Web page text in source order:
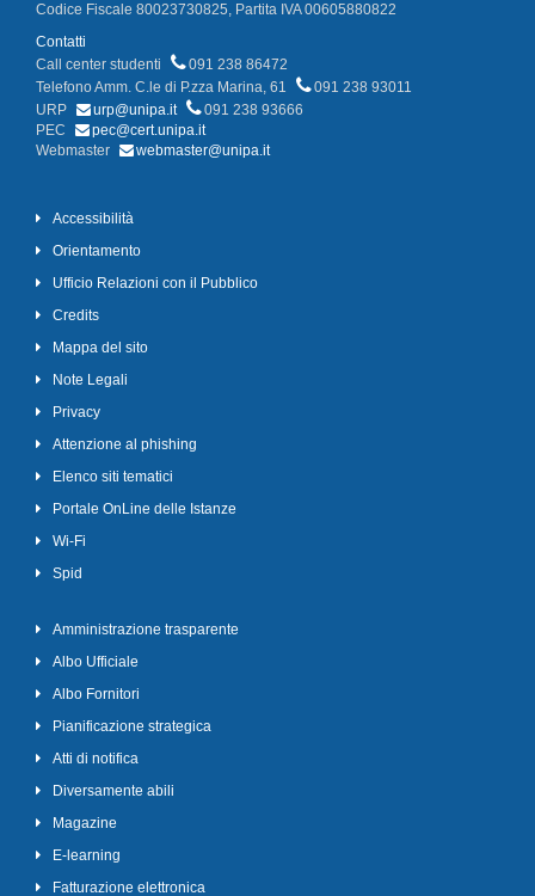
Codice Fiscale 80023730825, Partita IVA 00605880822
Contatti
Call center studenti
091 238 86472
Telefono Amm. C.le di P.zza Marina, 61
091 238 93011
URP
urp@unipa.it
091 238 93666
PEC
pec@cert.unipa.it
Webmaster
webmaster@unipa.it
Accessibilità
Orientamento
Ufficio Relazioni con il Pubblico
Credits
Mappa del sito
Note Legali
Privacy
Attenzione al phishing
Elenco siti tematici
Portale OnLine delle Istanze
Wi-Fi
Spid
Amministrazione trasparente
Albo Ufficiale
Albo Fornitori
Pianificazione strategica
Atti di notifica
Diversamente abili
Magazine
E-learning
Fatturazione elettronica